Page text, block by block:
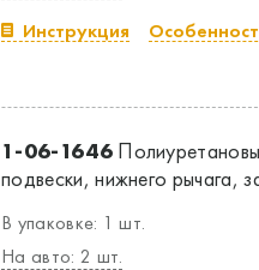
Инструкция
1-06-1646
подвески, нижнего рычага,
В упаковке: 1 шт.
На авто: 2 шт.